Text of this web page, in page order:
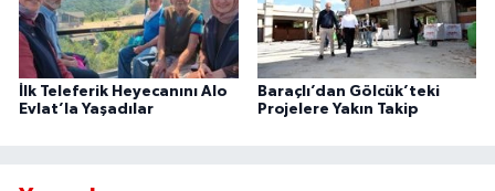
İlk Teleferik Heyecanını Alo
Evlat’la Yaşadılar
Baraçlı’dan Gölcük’teki
Projelere Yakın Takip